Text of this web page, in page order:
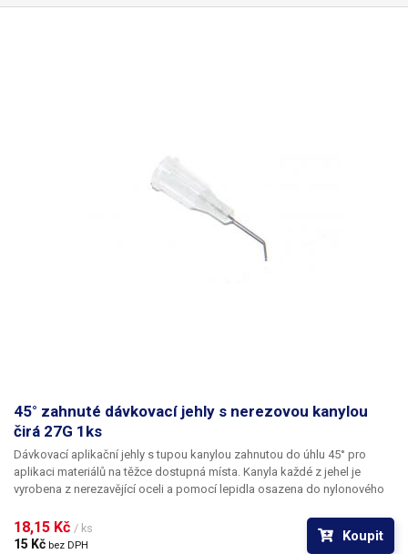
45° zahnuté dávkovací jehly s nerezovou kanylou
čirá 27G 1ks
Dávkovací aplikační jehly s tupou kanylou zahnutou do úhlu 45° pro
aplikaci materiálů na těžce dostupná místa. Kanyla každé z jehel je
vyrobena z nerezavějící oceli a pomocí lepidla osazena do nylonového
vybavena zámkovým systémem se závitem ke spolehlivému a rychlému
uchycení k dávkovacímu zásobníku, stříkačce nebo ručnímu dávkovači.
18,15 Kč / ks
15 Kč bez DPH
Koupit